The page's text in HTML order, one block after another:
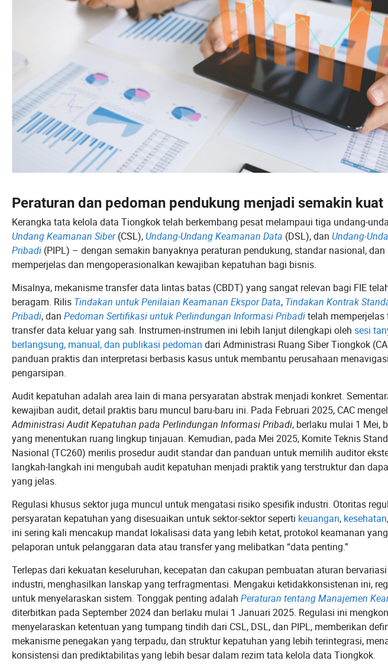
Peraturan dan pedoman pendukung menjadi semakin kuat
Kerangka tata kelola data Tiongkok telah berkembang pesat melampaui tiga undang-
Undang Keamanan Siber(CSL), Undang-Undang Keamanan Data (DSL), dan Undang-
Pribadi (PIPL) – dengan semakin banyaknya peraturan pendukung, standar nasional,
memperjelas dan mengoperasionalkan kewajiban kepatuhan bagi bisnis.
Misalnya, mekanisme transfer data lintas batas (CBDT) yang sangat relevan bagi FIE
beragam. Rilis Tindakan untuk Penilaian Keamanan Ekspor Data, Tindakan Kontrak
Pribadi, dan Pedoman Sertifikasi untuk Perlindungan Informasi Pribaditelah
transfer data keluar yang sah. Instrumen-instrumen ini lebih lanjut dilengkapi oleh sesi
berlangsung, manual, dan publikasi pedoman dari Administrasi Ruang Siber Tiongkok
panduan praktis dan interpretasi berbasis kasus untuk membantu perusahaan
pengarsipan.
Audit kepatuhan adalah area lain di mana persyaratan abstrak menjadi konkret.
kewajiban audit, detail praktis baru muncul baru-baru ini. Pada Februari 2025, CAC
Administrasi Audit Kepatuhan pada Perlindungan Informasi Pribadi, berlaku mulai 1 Mei,
yang menentukan ruang lingkup tinjauan. Kemudian, pada Mei 2025, Komite Teknis
Nasional (TC260) merilis prosedur audit standar dan panduan untuk memilih auditor
langkah-langkah ini mengubah audit kepatuhan menjadi praktik yang terstruktur dan
yang jelas.
Regulasi khusus sektor juga muncul untuk mengatasi risiko spesifik industri. Otoritas
persyaratan kepatuhan yang disesuaikan untuk sektor-sektor seperti keuangan, kesehatan
ini sering kali mencakup mandat lokalisasi data yang lebih ketat, protokol keamanan
pelaporan untuk pelanggaran data atau transfer yang melibatkan “data penting.”
Terlepas dari kekuatan keseluruhan, kecepatan dan cakupan pembuatan aturan
industri, menghasilkan lanskap yang terfragmentasi. Mengakui ketidakkonsistenan ini,
untuk menyelaraskan sistem. Tonggak penting adalah Peraturan tentang Manajemen
diterbitkan pada September 2024 dan berlaku mulai 1 Januari 2025. Regulasi ini
menyelaraskan ketentuan yang tumpang tindih dari CSL, DSL, dan PIPL, memberikan
mekanisme penegakan yang terpadu, dan struktur kepatuhan yang lebih terintegrasi,
konsistensi dan prediktabilitas yang lebih besar dalam rezim tata kelola data Tiongkok.